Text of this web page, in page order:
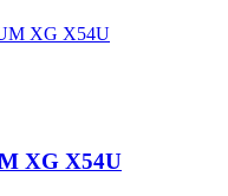
XG X54U